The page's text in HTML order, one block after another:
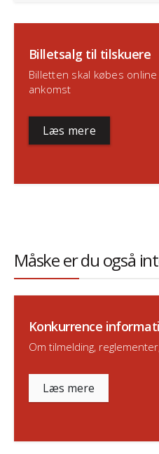
Billetsalg til tilskuere
Billetten skal købes
ankomst
Læs mere
Måske er du også
Konkurrence
Om tilmelding,
Læs mere